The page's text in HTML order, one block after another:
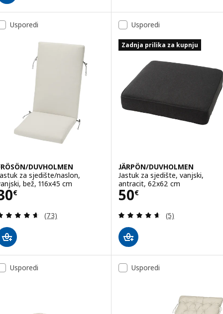
Usporedi
DUVHOLMEN
za sjedište/naslon,
bež, 116x45 cm
€ 30€
Revizija: 4.6 od 5 zvjezdica. Ukupno recenzija:
(73)
Usporedi
Zadnja prilika za kupnju
JÄRPÖN/DUVHOLMEN
Jastuk za sjedište, vanjski,
antracit, 62x62 cm
50€
Cijena 50€
Revizija: 4.6
(5)
Usporedi Usporedi